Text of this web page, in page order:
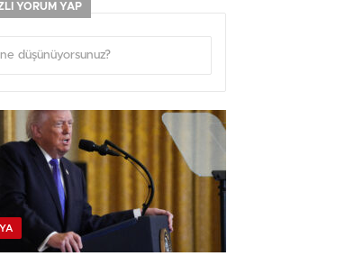
YORUM YAP